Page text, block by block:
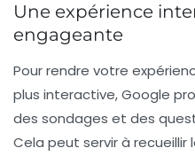
Une expérience
engageante
Pour rendre votre
plus interactive, Google
des sondages et des
Cela peut servir à